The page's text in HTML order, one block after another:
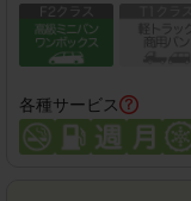
各種サービス